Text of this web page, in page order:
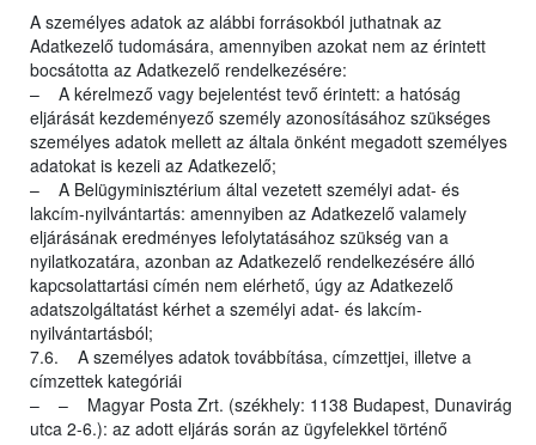
A személyes adatok az alábbi forrásokból juthatnak az
Adatkezelő tudomására, amennyiben azokat nem az érintett
bocsátotta az Adatkezelő rendelkezésére:
– A kérelmező vagy bejelentést tevő érintett: a hatóság
eljárását kezdeményező személy azonosításához szükséges
személyes adatok mellett az általa önként megadott személyes
adatokat is kezeli az Adatkezelő;
– A Belügyminisztérium által vezetett személyi adat- és
lakcím-nyilvántartás: amennyiben az Adatkezelő valamely
eljárásának eredményes lefolytatásához szükség van a
nyilatkozatára, azonban az Adatkezelő rendelkezésére álló
kapcsolattartási címén nem elérhető, úgy az Adatkezelő
adatszolgáltatást kérhet a személyi adat- és lakcím-
nyilvántartásból;
7.6. A személyes adatok továbbítása, címzettjei, illetve a
címzettek kategóriái
– – Magyar Posta Zrt. (székhely: 1138 Budapest, Dunavirág
utca 2-6.): az adott eljárás során az ügyfelekkel történő